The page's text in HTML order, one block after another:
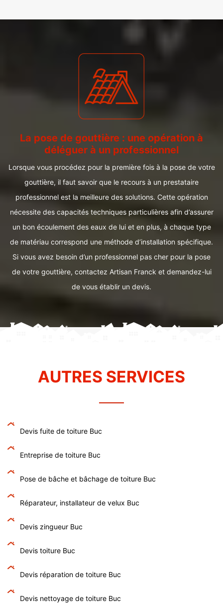
La pose de gouttière : une opération à
déléguer à un professionnel
Lorsque vous procédez pour la première fois à la pose de votre
gouttière, il faut savoir que le recours à un prestataire
professionnel est la meilleure des solutions. Cette opération
nécessite des capacités techniques particulières afin d’assurer
un bon écoulement des eaux de lui et en plus, à chaque type
de matériau correspond une méthode d’installation spécifique.
Si vous avez besoin d’un professionnel pas cher pour la pose
de votre gouttière, contactez Artisan Franck et demandez-lui
de vous établir un devis.
AUTRES SERVICES
Devis fuite de toiture Buc
Entreprise de toiture Buc
Pose de bâche et bâchage de toiture Buc
Réparateur, installateur de velux Buc
Devis zingueur Buc
Devis toiture Buc
Devis réparation de toiture Buc
Devis nettoyage de toiture Buc